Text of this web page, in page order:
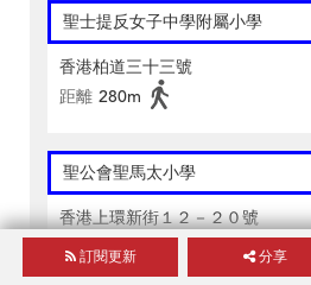
聖士提反女子中學附屬小學
香港柏道三十三號
距離 280m
聖公會聖馬太小學
香港上環新街１２－２０號
距離 440m
訂閱更新 分享